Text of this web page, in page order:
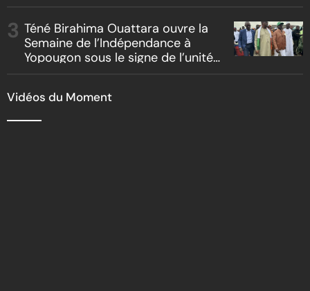
clash culturel Akyé vs Abbey
Téné Birahima Ouattara ouvre la
Semaine de l’Indépendance à
Yopougon sous le signe de l’unité
Vidéos du Moment